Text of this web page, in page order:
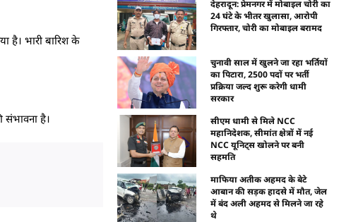
है। भारी बारिश के
है।
देहरादून: प्रेमनगर में मोबाइल चोरी का
24 घंटे के भीतर खुलासा, आरोपी
गिरफ्तार, चोरी का मोबाइल बरामद
चुनावी साल में खुलने जा रहा भर्तियों
का पिटारा, 2500 पदों पर भर्ती
प्रक्रिया जल्द शुरू करेगी धामी
सरकार
सीएम धामी से मिले NCC
महानिदेशक, सीमांत क्षेत्रों में नई
NCC यूनिट्स खोलने पर बनी
सहमति
माफिया अतीक अहमद के बेटे
आबान की सड़क हादसे में मौत, जेल
में बंद अली अहमद से मिलने जा रहे
थे